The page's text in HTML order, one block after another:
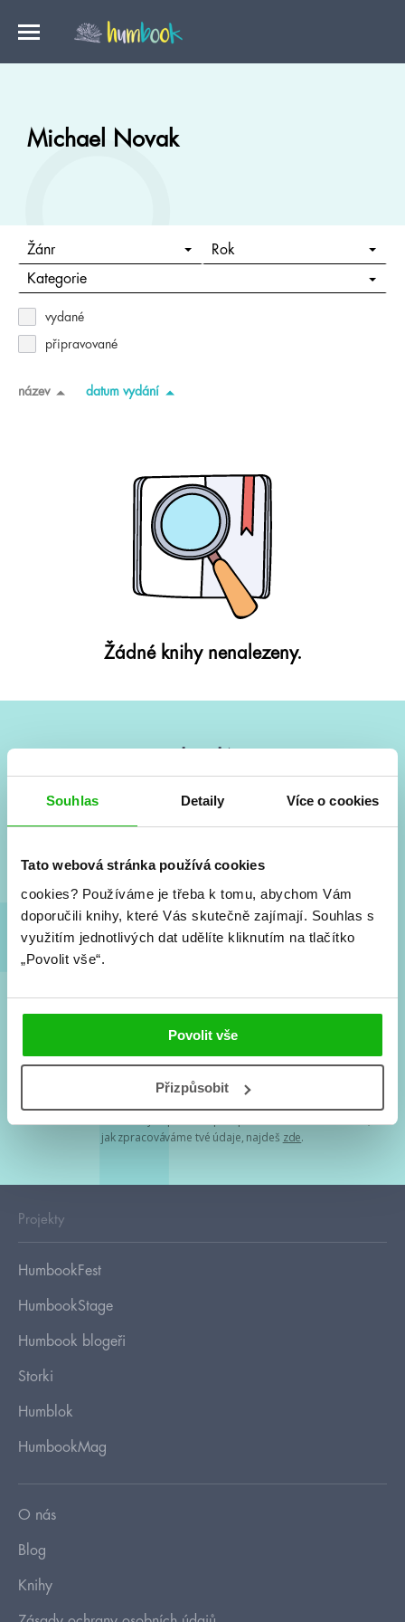
Souhlas Detaily Více o cookies
Tato webová stránka používá cookies
cookies? Používáme je třeba k tomu, abychom Vám
doporučili knihy, které Vás skutečně zajímají. Souhlas s
využitím jednotlivých dat udělíte kliknutím na tlačítko
„Povolit vše“.
Povolit vše
Přizpůsobit
Michael Novak
Žánr Rok
Kategorie
vydané
připravované
název datum vydání
Žádné knihy nenalezeny.
Vše kolem #youngadult každý měsíc rovnou do mailu!
a seriálové adaptace a další.
Souhlasím spodmínkami zpracování osobních údajů
Tvá e-mailová adresa je u nás v bezpečí. Přečti si
jak zpracováváme tvé údaje, najdeš zde.
Projekty
HumbookFest
HumbookStage
Humbook blogeři
Storki
Humblok
HumbookMag
O nás
Blog
Knihy